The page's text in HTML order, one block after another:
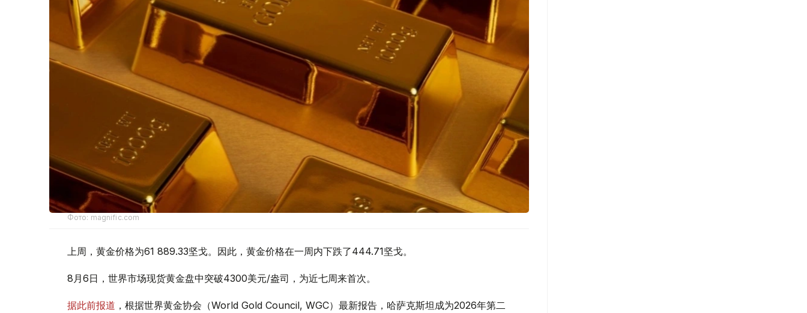
Фото: magnific.com
上周，黄金价格为61 889.33坚戈。因此，黄金价格在一周内下跌了444.71坚戈。
8月6日，世界市场现货黄金盘中突破4300美元/盎司，为近七周来首次。
据此前报道 ，根据世界黄金协会（World Gold Council, WGC）最新报告，哈萨克斯坦成为2026年第二